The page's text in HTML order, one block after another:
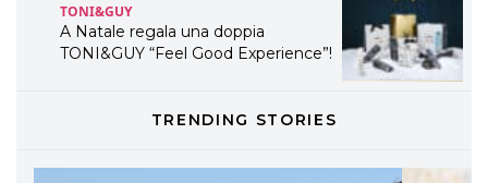
TONI&GUY
A Natale regala una doppia
TONI&GUY “Feel Good Experience”!
LABEL.M lancia la sua innovativa ed
professionali
TRENDING STORIES